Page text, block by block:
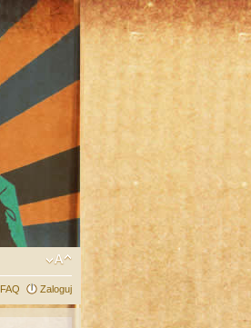
FAQ Zaloguj